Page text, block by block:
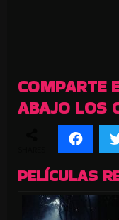
COMPARTE
ABAJO LOS
PELÍCULAS